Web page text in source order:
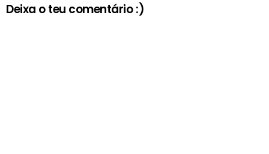
Deixa o teu comentário :)